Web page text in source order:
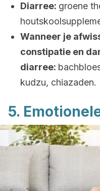
Diarree: groene
Wanneer je
constipatie en
diarree:
kudzu, chiazaden.
5.